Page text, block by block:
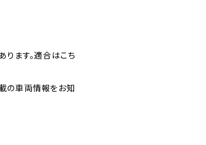
ます。適合はこち
の車両情報をお知